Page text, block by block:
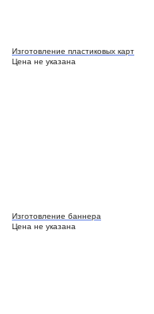
Изготовление пластиковых карт
Цена не указана
Изготовление баннера
Цена не указана